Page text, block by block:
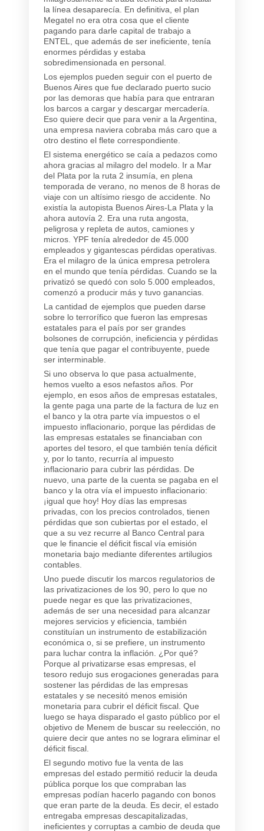
la línea desaparecía. En definitiva, el plan
Megatel no era otra cosa que el cliente
pagando para darle capital de trabajo a
ENTEL, que además de ser ineficiente, tenía
enormes pérdidas y estaba
sobredimensionada en personal.
Los ejemplos pueden seguir con el puerto de
Buenos Aires que fue declarado puerto sucio
por las demoras que había para que entraran
los barcos a cargar y descargar mercadería.
Eso quiere decir que para venir a la Argentina,
una empresa naviera cobraba más caro que a
otro destino el flete correspondiente.
El sistema energético se caía a pedazos como
ahora gracias al milagro del modelo. Ir a Mar
del Plata por la ruta 2 insumía, en plena
temporada de verano, no menos de 8 horas de
viaje con un altísimo riesgo de accidente. No
existía la autopista Buenos Aires-La Plata y la
ahora autovía 2. Era una ruta angosta,
peligrosa y repleta de autos, camiones y
micros. YPF tenía alrededor de 45.000
empleados y gigantescas pérdidas operativas.
Era el milagro de la única empresa petrolera
en el mundo que tenía pérdidas. Cuando se la
privatizó se quedó con solo 5.000 empleados,
comenzó a producir más y tuvo ganancias.
La cantidad de ejemplos que pueden darse
sobre lo terrorífico que fueron las empresas
estatales para el país por ser grandes
bolsones de corrupción, ineficiencia y pérdidas
que tenía que pagar el contribuyente, puede
ser interminable.
Si uno observa lo que pasa actualmente,
hemos vuelto a esos nefastos años. Por
ejemplo, en esos años de empresas estatales,
la gente paga una parte de la factura de luz en
el banco y la otra parte vía impuestos o el
impuesto inflacionario, porque las pérdidas de
las empresas estatales se financiaban con
aportes del tesoro, el que también tenía déficit
y, por lo tanto, recurría al impuesto
inflacionario para cubrir las pérdidas. De
nuevo, una parte de la cuenta se pagaba en el
banco y la otra vía el impuesto inflacionario:
¡igual que hoy! Hoy días las empresas
privadas, con los precios controlados, tienen
pérdidas que son cubiertas por el estado, el
que a su vez recurre al Banco Central para
que le financie el déficit fiscal vía emisión
monetaria bajo mediante diferentes artilugios
contables.
Uno puede discutir los marcos regulatorios de
las privatizaciones de los 90, pero lo que no
puede negar es que las privatizaciones,
además de ser una necesidad para alcanzar
mejores servicios y eficiencia, también
constituían un instrumento de estabilización
económica o, si se prefiere, un instrumento
para luchar contra la inflación. ¿Por qué?
Porque al privatizarse esas empresas, el
tesoro redujo sus erogaciones generadas para
sostener las pérdidas de las empresas
estatales y se necesitó menos emisión
monetaria para cubrir el déficit fiscal. Que
luego se haya disparado el gasto público por el
objetivo de Menem de buscar su reelección, no
quiere decir que antes no se lograra eliminar el
déficit fiscal.
El segundo motivo fue la venta de las
empresas del estado permitió reducir la deuda
pública porque los que compraban las
empresas podían hacerlo pagando con bonos
que eran parte de la deuda. Es decir, el estado
entregaba empresas descapitalizadas,
ineficientes y corruptas a cambio de deuda que